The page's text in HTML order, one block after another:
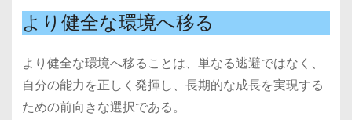
より健全な環境へ移る
より健全な環境へ移ることは、単なる逃避ではなく、
自分の能力を正しく発揮し、長期的な成長を実現する
ための前向きな選択である。